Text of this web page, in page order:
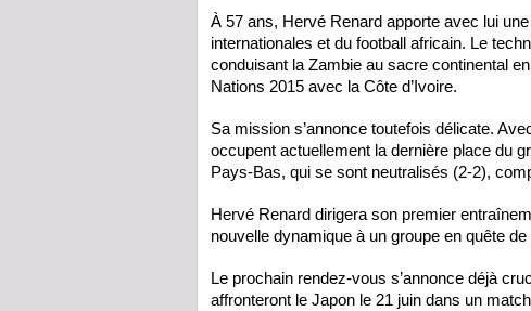
À 57 ans, Hervé Renard apporte avec lui
internationales et du football africain. Le
conduisant la Zambie au sacre continental
Nations 2015 avec la Côte d’Ivoire.
Sa mission s’annonce toutefois délicate.
occupent actuellement la dernière place du
Pays-Bas, qui se sont neutralisés (2-2),
Hervé Renard dirigera son premier
nouvelle dynamique à un groupe en quête
Le prochain rendez-vous s’annonce déjà
affronteront le Japon le 21 juin dans un